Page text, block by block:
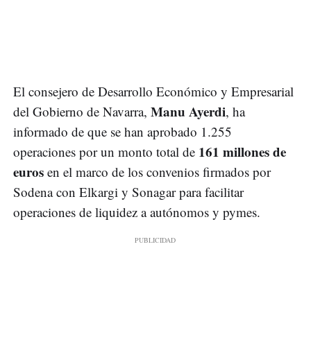
El consejero de Desarrollo Económico y Empresarial
del Gobierno de Navarra, Manu Ayerdi, ha
informado de que se han aprobado 1.255
operaciones por un monto total de 161 millones de
euros en el marco de los convenios firmados por
Sodena con Elkargi y Sonagar para facilitar
operaciones de liquidez a autónomos y pymes.